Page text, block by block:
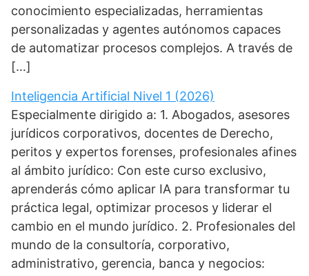
conocimiento especializadas, herramientas
personalizadas y agentes autónomos capaces
de automatizar procesos complejos. A través de
[…]
Inteligencia Artificial Nivel 1 (2026)
Especialmente dirigido a: 1. Abogados, asesores
jurídicos corporativos, docentes de Derecho,
peritos y expertos forenses, profesionales afines
al ámbito jurídico: Con este curso exclusivo,
aprenderás cómo aplicar IA para transformar tu
práctica legal, optimizar procesos y liderar el
cambio en el mundo jurídico. 2. Profesionales del
mundo de la consultoría, corporativo,
administrativo, gerencia, banca y negocios: